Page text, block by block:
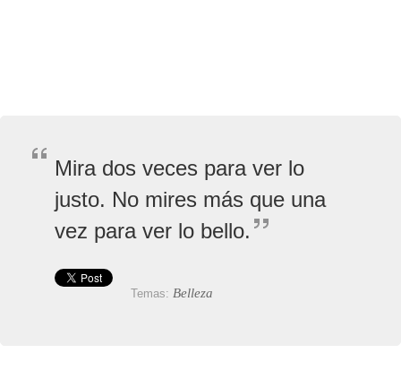
Mira dos veces para ver lo
justo. No mires más que una
vez para ver lo bello.
Temas: Belleza